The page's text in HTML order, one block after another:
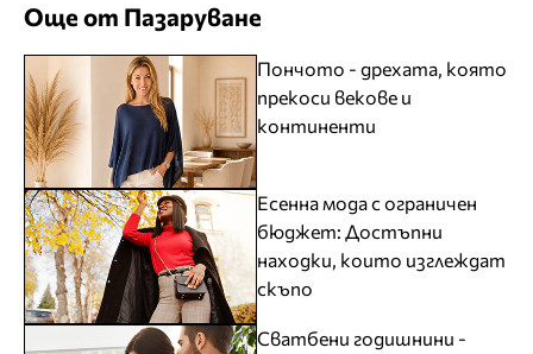
Още от Пазаруване
Пончото - дрехата, която
прекоси векове и
континенти
Есенна мода с ограничен
бюджет: Достъпни
находки, които изглеждат
скъпо
Сватбени годишнини -